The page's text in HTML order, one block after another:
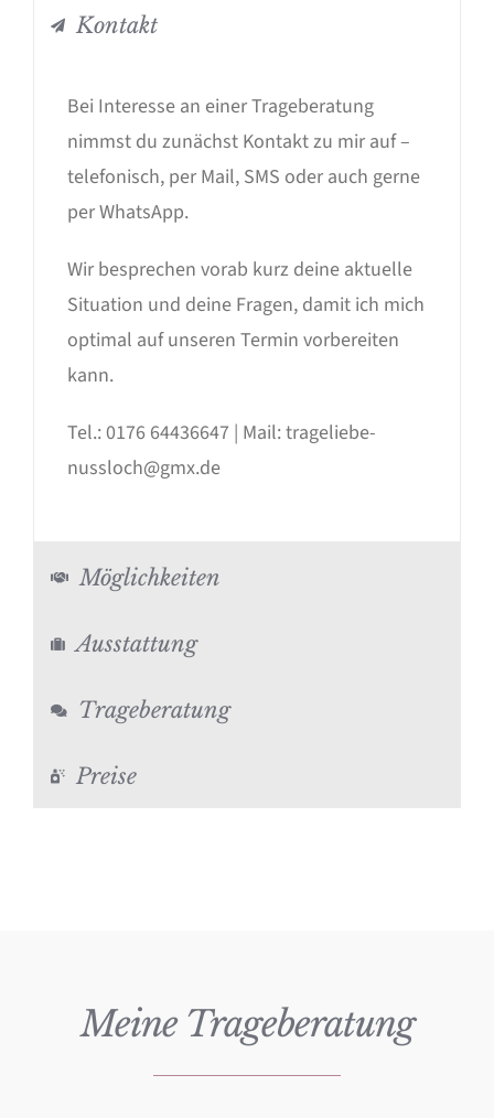
Kontakt
Bei Interesse an einer Trageberatung
nimmst du zunächst Kontakt zu mir auf –
telefonisch, per Mail, SMS oder auch gerne
per WhatsApp.
Wir besprechen vorab kurz deine aktuelle
Situation und deine Fragen, damit ich mich
optimal auf unseren Termin vorbereiten
kann.
Tel.: 0176 64436647 | Mail: trageliebe-
nussloch@gmx.de
Möglichkeiten
Ausstattung
Trageberatung
Preise
Meine Trageberatung